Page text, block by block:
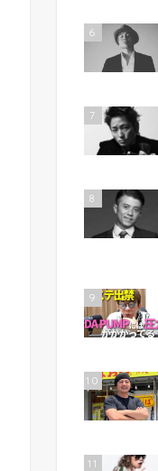
6
7
8
9
10
11